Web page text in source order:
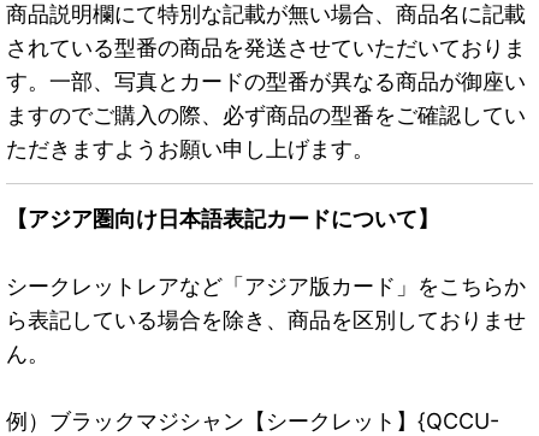
商品説明欄にて特別な記載が無い場合、商品名に記載
されている型番の商品を発送させていただいておりま
す。一部、写真とカードの型番が異なる商品が御座い
ますのでご購入の際、必ず商品の型番をご確認してい
ただきますようお願い申し上げます。
【アジア圏向け日本語表記カードについて】
シークレットレアなど「アジア版カード」をこちらか
ら表記している場合を除き、商品を区別しておりませ
ん。
例）ブラックマジシャン【シークレット】{QCCU-